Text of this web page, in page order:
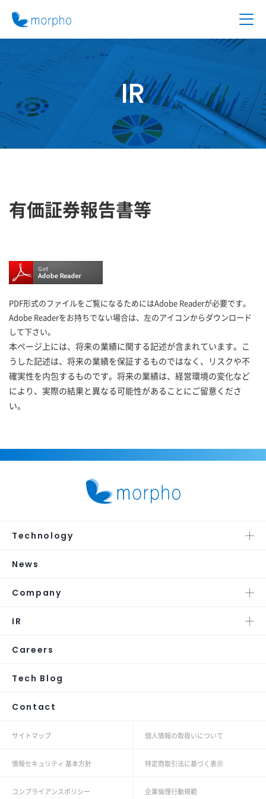
IR
有価証券報告書等
PDF形式のファイルをご覧になるためにはAdobe Readerが必要です。
Adobe Readerをお持ちでない場合は、左のアイコンからダウンロード
して下さい。
本ページ上には、将来の業績に関する記述が含まれています。こ
うした記述は、将来の業績を保証するものではなく、リスクや不
確実性を内包するものです。将来の業績は、経営環境の変化など
により、実際の結果と異なる可能性があることにご留意くださ
い。
Technology
News
Company
IR
Careers
Tech Blog
Contact
サイトマップ 個人情報の取扱いについて
情報セキュリティ 基本方針 特定商取引法に基づく表示
コンプライアンスポリシー 企業倫理行動規範